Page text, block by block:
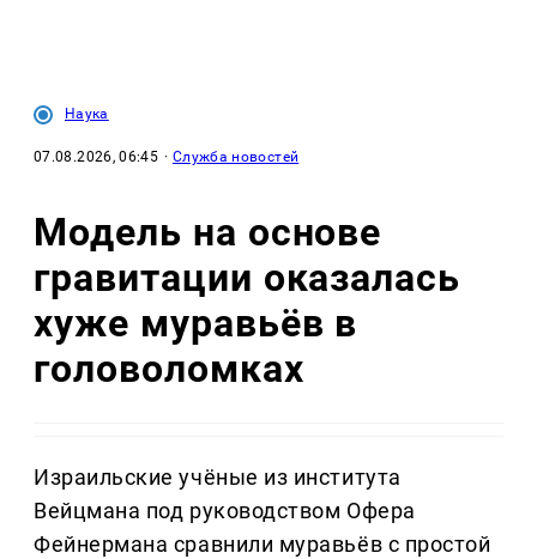
Наука
07.08.2026, 06:45 · Служба новостей
Модель на основе
гравитации оказалась
хуже муравьёв в
головоломках
Израильские учёные из института
Вейцмана под руководством Офера
Фейнермана сравнили муравьёв с простой